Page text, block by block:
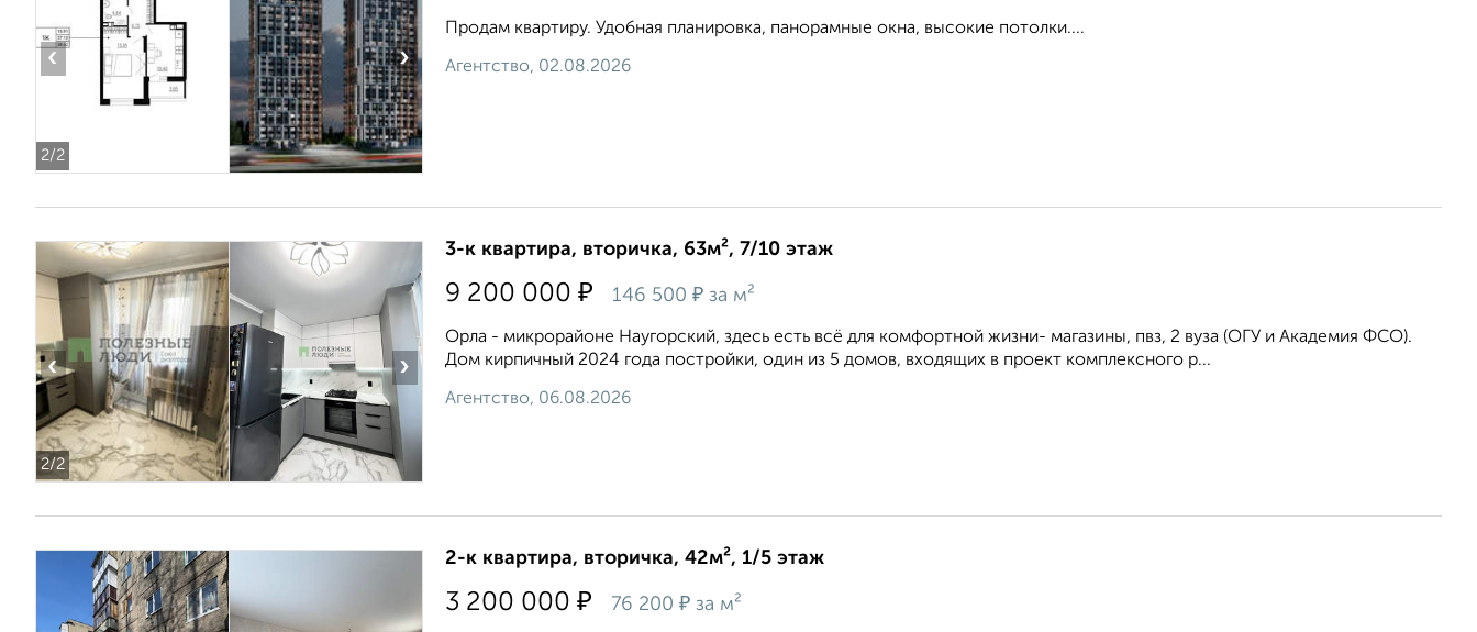
2/2
‹ ›
Продам квартиру. Удобная планировка, панорамные окна, высокие потолки....
Агентство, 02.08.2026
2/2
‹ ›
3-к квартира, вторичка, 63м², 7/10 этаж
9 200 000 ₽ 146 500 ₽ за м²
Орла - микрорайоне Наугорский, здесь есть всё для комфортной жизни- магазины, пвз, 2 вуза (ОГУ и Академия ФСО).
Дом кирпичный 2024 года постройки, один из 5 домов, входящих в проект комплексного р...
Агентство, 06.08.2026
2-к квартира, вторичка, 42м², 1/5 этаж
3 200 000 ₽ 76 200 ₽ за м²